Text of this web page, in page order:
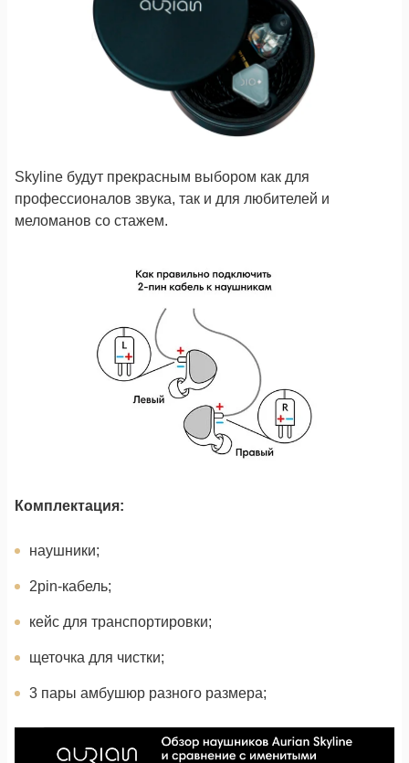
Skyline будут прекрасным выбором как для
профессионалов звука, так и для любителей и
меломанов со стажем.
Комплектация:
наушники;
2pin-кабель;
кейс для транспортировки;
щеточка для чистки;
3 пары амбушюр разного размера;